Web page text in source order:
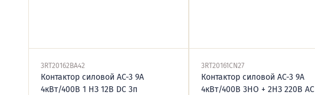
3RT20162BA42
Контактор силовой AC-3 9А
4кВт/400В 1 НЗ 12В DC 3п
3RT20161CN27
Контактор силовой AC-3 9А
4кВт/400В 3НО + 2НЗ 220В AC